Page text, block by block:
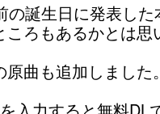
誕生日に発表した
ころもあるかとは思
原曲も追加しました。